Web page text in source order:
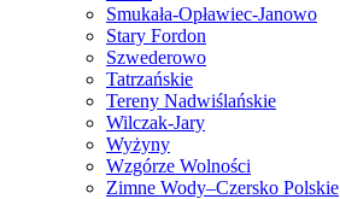
Smukała-Opławiec-Janowo
Stary Fordon
Szwederowo
Tatrzańskie
Tereny Nadwiślańskie
Wilczak-Jary
Wyżyny
Wzgórze Wolności
Zimne Wody–Czersko Polskie